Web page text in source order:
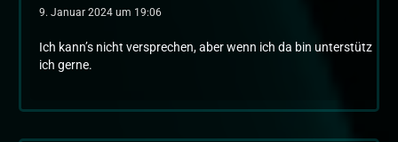
9. Januar 2024 um 19:06
Ich kann’s nicht versprechen, aber wenn ich da bin unterstütz
ich gerne.